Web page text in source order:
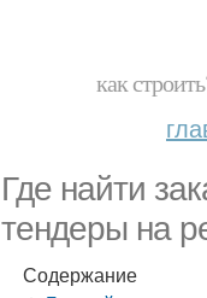
как
Где найти
тендеры на
Содержание